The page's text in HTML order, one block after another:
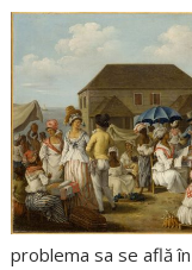
problema sa se află